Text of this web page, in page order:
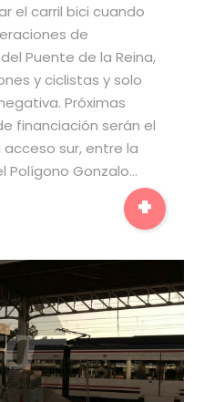
el carril bici cuando
de
Puente de la Reina,
y ciclistas y solo
Próximas
financiación serán el
sur, entre la
Polígono Gonzalo…
+